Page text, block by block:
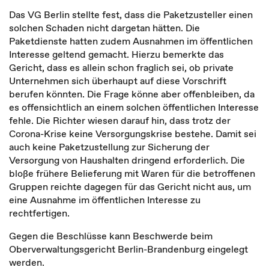
Das VG Berlin stellte fest, dass die Paketzusteller einen
solchen Schaden nicht dargetan hätten. Die
Paketdienste hatten zudem Ausnahmen im öffentlichen
Interesse geltend gemacht. Hierzu bemerkte das
Gericht, dass es allein schon fraglich sei, ob private
Unternehmen sich überhaupt auf diese Vorschrift
berufen könnten. Die Frage könne aber offenbleiben, da
es offensichtlich an einem solchen öffentlichen Interesse
fehle. Die Richter wiesen darauf hin, dass trotz der
Corona-Krise keine Versorgungskrise bestehe. Damit sei
auch keine Paketzustellung zur Sicherung der
Versorgung von Haushalten dringend erforderlich. Die
bloße frühere Belieferung mit Waren für die betroffenen
Gruppen reichte dagegen für das Gericht nicht aus, um
eine Ausnahme im öffentlichen Interesse zu
rechtfertigen.
Gegen die Beschlüsse kann Beschwerde beim
Oberverwaltungsgericht Berlin-Brandenburg eingelegt
werden.